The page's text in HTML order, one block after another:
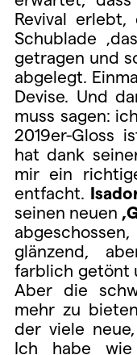
Revival
Schublade
getragen und
abgelegt.
Devise. Und
muss sagen:
2019er-Gloss
hat dank
mir ein
entfacht.
seinen neuen
glänzend,
farblich getönt
Aber die
mehr zu
der viele
Ich habe